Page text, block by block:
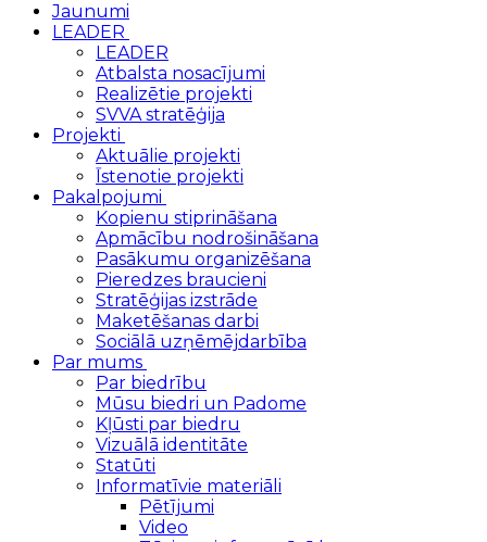
Jaunumi
LEADER
LEADER
Atbalsta nosacījumi
Realizētie projekti
SVVA stratēģija
Projekti
Aktuālie projekti
Īstenotie projekti
Pakalpojumi
Kopienu stiprināšana
Apmācību nodrošināšana
Pasākumu organizēšana
Pieredzes braucieni
Stratēģijas izstrāde
Maketēšanas darbi
Sociālā uzņēmējdarbība
Par mums
Par biedrību
Mūsu biedri un Padome
Kļūsti par biedru
Vizuālā identitāte
Statūti
Informatīvie materiāli
Pētījumi
Video